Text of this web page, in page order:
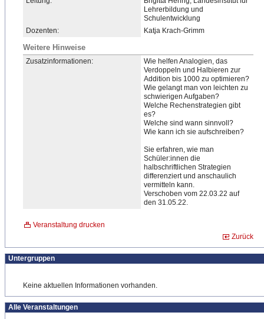
Lehrerbildung und
Schulentwicklung
Dozenten:
Katja Krach-Grimm
Weitere Hinweise
Zusatzinformationen:
Wie helfen Analogien, das
Verdoppeln und Halbieren zur
Addition bis 1000 zu optimieren?
Wie gelangt man von leichten zu
schwierigen Aufgaben?
Welche Rechenstrategien gibt
es?
Welche sind wann sinnvoll?
Wie kann ich sie aufschreiben?
Sie erfahren, wie man
Schüler:innen die
halbschriftlichen Strategien
differenziert und anschaulich
vermitteln kann.
Verschoben vom 22.03.22 auf
den 31.05.22.
Veranstaltung drucken
Zurück
Untergruppen
Keine aktuellen Informationen vorhanden.
Alle Veranstaltungen